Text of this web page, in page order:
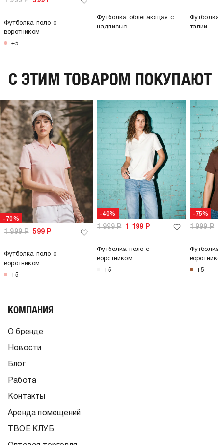
Футболка поло с
воротником
+5
Футболка облегающая с
надписью
талии
C ЭТИМ ТОВАРОМ ПОКУПАЮТ
-70%
1 999Р 599 Р
Футболка поло с
воротником
+5
-40%
1 999Р 1 199 Р
Футболка поло с
воротником
+5
-75%
1 999Р
+5
КОМПАНИЯ
О бренде
Новости
Блог
Работа
Контакты
Аренда помещений
ТВОЕ КЛУБ